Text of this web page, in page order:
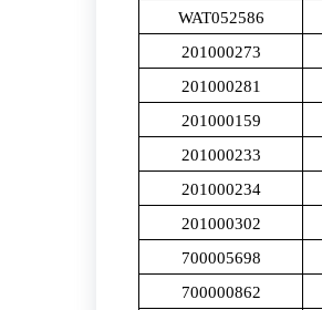
WAT052586
201000273
201000281
201000159
201000233
201000234
201000302
700005698
700000862